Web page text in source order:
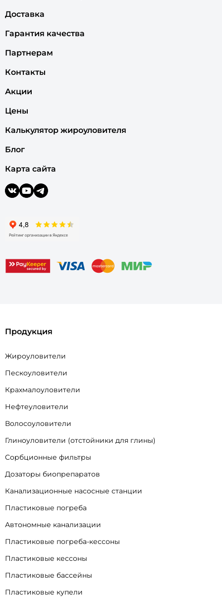
Доставка
Гарантия качества
Партнерам
Контакты
Акции
Цены
Калькулятор жироуловителя
Блог
Карта сайта
Продукция
Жироуловители
Пескоуловители
Крахмалоуловители
Нефтеуловители
Волосоуловители
Глиноуловители (отстойники для глины)
Сорбционные фильтры
Дозаторы биопрепаратов
Канализационные насосные станции
Пластиковые погреба
Автономные канализации
Пластиковые погреба-кессоны
Пластиковые кессоны
Пластиковые бассейны
Пластиковые купели